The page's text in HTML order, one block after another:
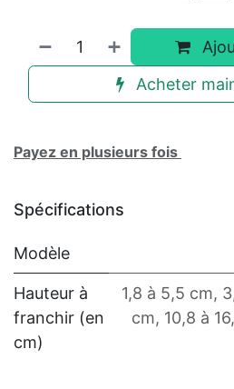
Acheter
Payez en plusieurs fois
Spécifications
Modèle
Hauteur à
franchir (en
cm)
1,8 à 5,5 cm,
cm, 10,8 à